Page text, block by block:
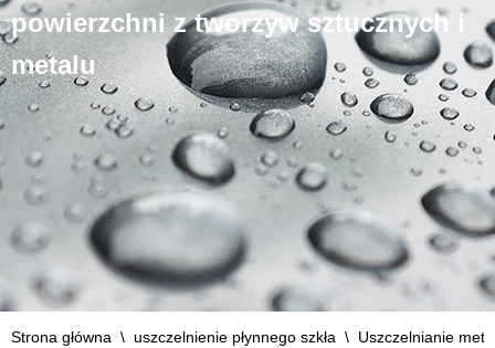
powierzchni z tworzyw sztucznych i
metalu
Strona główna \ uszczelnienie płynnego szkła \ Uszczelnianie